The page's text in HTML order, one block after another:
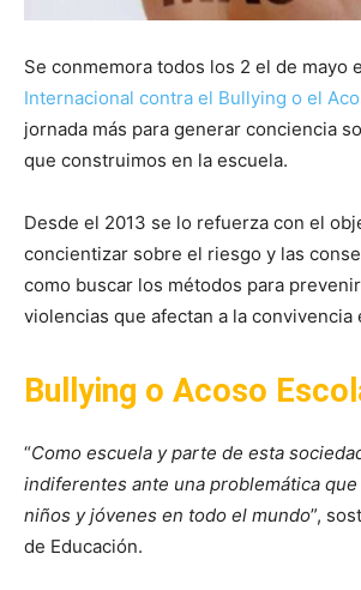
Se conmemora todos los 2 el de mayo
Internacional contra el Bullying o el
jornada más para generar conciencia
que construimos en la escuela.
Desde el 2013 se lo refuerza con el
concientizar sobre el riesgo y las
como buscar los métodos para
violencias que afectan a la convivencia
Bullying o Acoso
“Como escuela y parte de esta
indiferentes ante una problemática
niños y jóvenes en todo el mundo”,
de Educación.